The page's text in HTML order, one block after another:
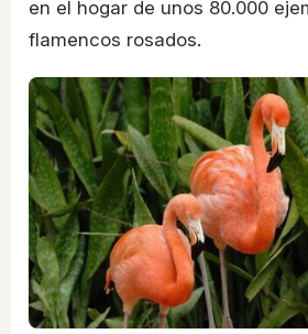
en el hogar de unos 80.000
flamencos rosados.